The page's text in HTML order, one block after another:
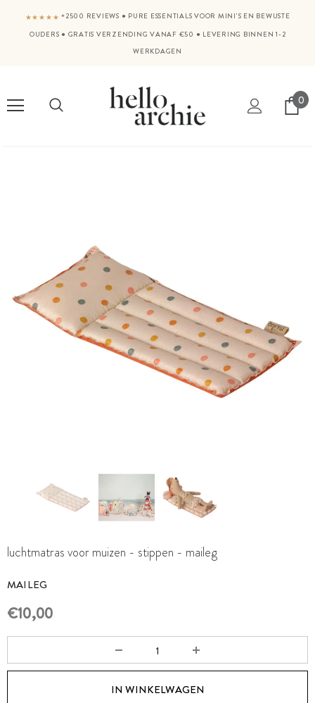
★★★★★ +2500 REVIEWS ● PURE ESSENTIALS VOOR MINI'S EN BEWUSTE
OUDERS ● GRATIS VERZENDING VANAF €50 ● LEVERING BINNEN 1-2
WERKDAGEN
0
luchtmatras voor muizen - stippen - maileg
MAILEG
€10,00